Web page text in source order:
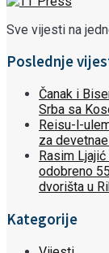
Sve vijesti na
Poslednje
Čanak i
Srba sa
Reisu-l-
za
Rasim
odobreno
dvorišta u
Kategorije